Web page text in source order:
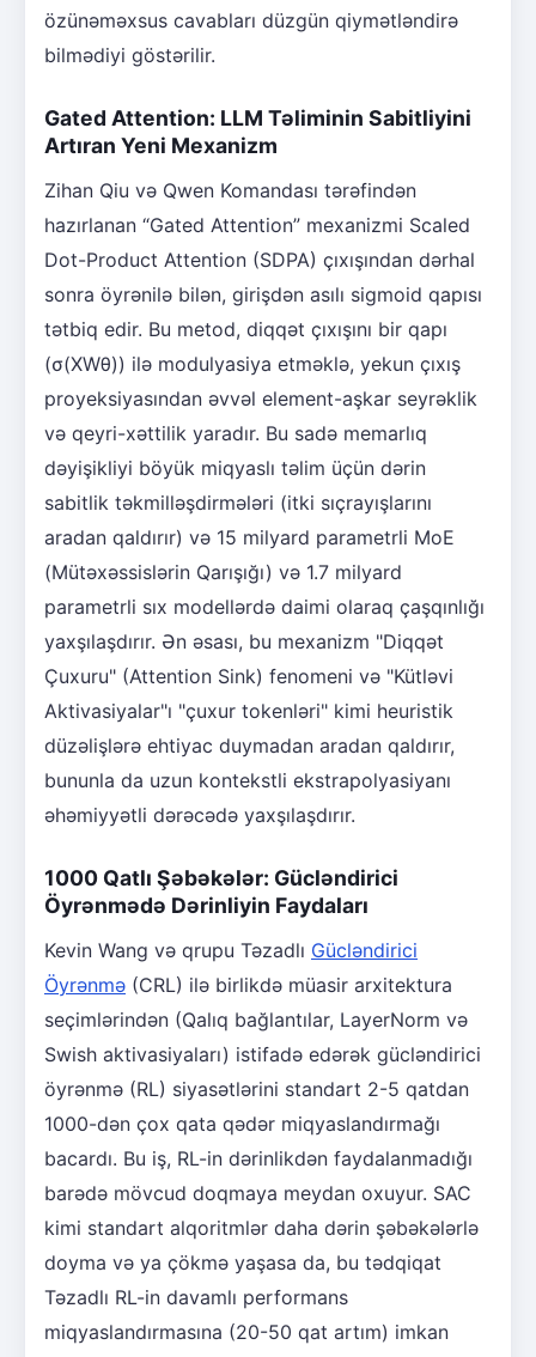
özünəməxsus cavabları düzgün qiymətləndirə
bilmədiyi göstərilir.
Gated Attention: LLM Təliminin Sabitliyini
Artıran Yeni Mexanizm
Zihan Qiu və Qwen Komandası tərəfindən
hazırlanan “Gated Attention” mexanizmi Scaled
Dot-Product Attention (SDPA) çıxışından dərhal
sonra öyrənilə bilən, girişdən asılı sigmoid qapısı
tətbiq edir. Bu metod, diqqət çıxışını bir qapı
(σ(XWθ)) ilə modulyasiya etməklə, yekun çıxış
proyeksiyasından əvvəl element-aşkar seyrəklik
və qeyri-xəttilik yaradır. Bu sadə memarlıq
dəyişikliyi böyük miqyaslı təlim üçün dərin
sabitlik təkmilləşdirmələri (itki sıçrayışlarını
aradan qaldırır) və 15 milyard parametrli MoE
(Mütəxəssislərin Qarışığı) və 1.7 milyard
parametrli sıx modellərdə daimi olaraq çaşqınlığı
yaxşılaşdırır. Ən əsası, bu mexanizm "Diqqət
Çuxuru" (Attention Sink) fenomeni və "Kütləvi
Aktivasiyalar"ı "çuxur tokenləri" kimi heuristik
düzəlişlərə ehtiyac duymadan aradan qaldırır,
bununla da uzun kontekstli ekstrapolyasiyanı
əhəmiyyətli dərəcədə yaxşılaşdırır.
1000 Qatlı Şəbəkələr: Gücləndirici
Öyrənmədə Dərinliyin Faydaları
Kevin Wang və qrupu Təzadlı Gücləndirici
Öyrənmə (CRL) ilə birlikdə müasir arxitektura
seçimlərindən (Qalıq bağlantılar, LayerNorm və
Swish aktivasiyaları) istifadə edərək gücləndirici
öyrənmə (RL) siyasətlərini standart 2-5 qatdan
1000-dən çox qata qədər miqyaslandırmağı
bacardı. Bu iş, RL-in dərinlikdən faydalanmadığı
barədə mövcud doqmaya meydan oxuyur. SAC
kimi standart alqoritmlər daha dərin şəbəkələrlə
doyma və ya çökmə yaşasa da, bu tədqiqat
Təzadlı RL-in davamlı performans
miqyaslandırmasına (20-50 qat artım) imkan